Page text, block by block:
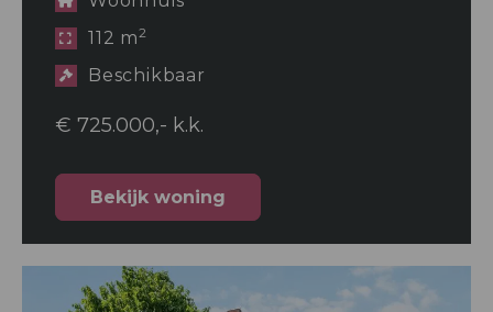
112 m2
Beschikbaar
€ 725.000,- k.k.
Bekijk woning